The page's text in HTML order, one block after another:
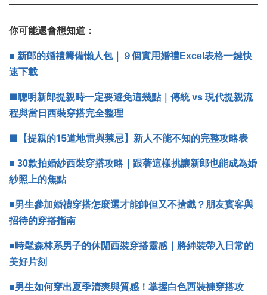
你可能還會想知道：
■ 新郎的婚禮籌備懶人包｜９個實用婚禮Excel表格一鍵快
速下載
■聰明新郎提親時一定要避免這幾點｜傳統 vs 現代提親流
程與當日西裝穿搭完全整理
■【提親的15道地雷與禁忌】新人不能不知的完整攻略表
■ 30款拍婚紗西裝穿搭攻略｜跟著這樣挑讓新郎也能成為婚
紗照上的焦點
■男生參加婚禮穿搭怎麼選才能帥但又不搶戲？朋友賓客與
招待的穿搭指南
■時髦森林系男子的休閒西裝穿搭靈感｜將紳裝帶入日常的
美好片刻
■男生如何穿出夏季清爽與質感！掌握白色西裝褲穿搭攻